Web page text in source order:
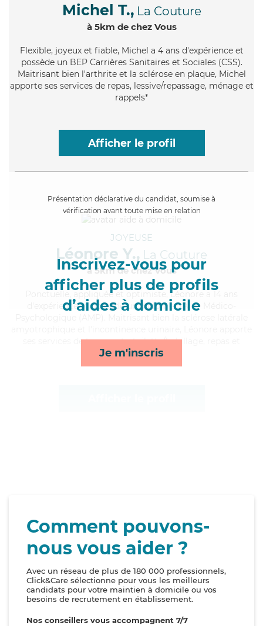
Michel T., La Couture
à 5km de chez Vous
Flexible, joyeux et fiable, Michel a 4 ans d'expérience et
possède un BEP Carrières Sanitaires et Sociales (CSS).
Maitrisant bien l'arthrite et la sclérose en plaque, Michel
apporte ses services de repas, lessive/repassage, ménage et
rappels*
Afficher le profil
Présentation déclarative du candidat, soumise à
vérification avant toute mise en relation
Inscrivez-vous pour
afficher plus de profils
d’aides à domicile
Je m'inscris
JOYEUSE
Léonore Y., La Couture
à 5km de chez Vous
, appliquée et optimiste, Léonore a 14 ans
d'expérience et possède un diplôme d'Aide Médico-
ses services de transports, toilette/habillage, repas et
compagnie/loisirs*
Comment pouvons-
nous vous aider ?
Avec un réseau de plus de 180 000 professionnels,
Click&Care sélectionne pour vous les meilleurs
candidats pour votre maintien à domicile ou vos
besoins de recrutement en établissement.
Nos conseillers vous accompagnent 7/7